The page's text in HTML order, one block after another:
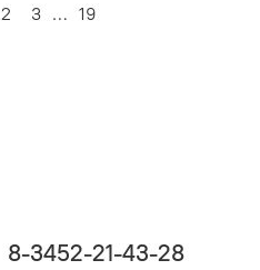
2 3 … 19
8-3452-21-43-28